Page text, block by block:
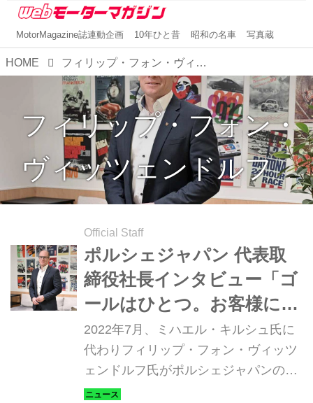
MotorMagazine誌連動企画 10年ひと昔 昭和の名車 写真蔵
HOME フィリップ・フォン・ヴィッツェンドルフ
フィリップ・フォン・
ヴィッツェンドルフ
Official Staff
ポルシェジャパン 代表取
締役社長インタビュー「ゴ
ールはひとつ。お客様に利
便性を感じて欲しいので
す」
2022年7月、ミハエル・キルシュ氏に
代わりフィリップ・フォン・ヴィッツ
ェンドルフ氏がポルシェジャパンの代
表取締役社長に就任した。今回、日本